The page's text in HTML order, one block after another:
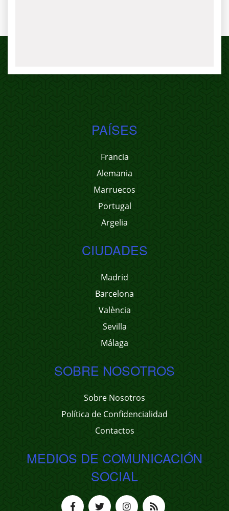
PAÍSES
Francia
Alemania
Marruecos
Portugal
Argelia
CIUDADES
Madrid
Barcelona
València
Sevilla
Málaga
SOBRE NOSOTROS
Sobre Nosotros
Política de Confidencialidad
Contactos
MEDIOS DE COMUNICACIÓN
SOCIAL